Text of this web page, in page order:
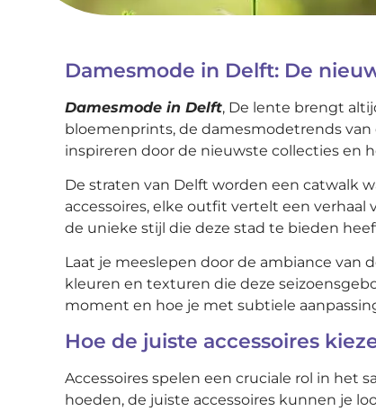
Damesmode in Delft: De
Damesmode in Delft, De lente brengt
bloemenprints, de damesmodetrends van
inspireren door de nieuwste collecties en
De straten van Delft worden een catwalk
accessoires, elke outfit vertelt een
de unieke stijl die deze stad te bieden
Laat je meeslepen door de ambiance van
kleuren en texturen die deze
moment en hoe je met subtiele
Hoe de juiste accessoires
Accessoires spelen een cruciale rol in
hoeden, de juiste accessoires kunnen je